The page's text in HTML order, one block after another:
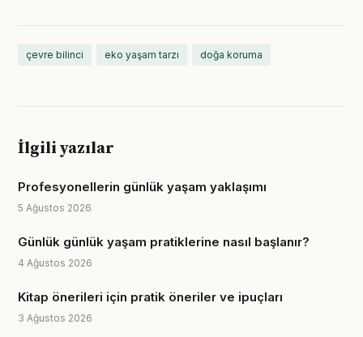
çevre bilinci eko yaşam tarzı doğa koruma
İlgili yazılar
Profesyonellerin günlük yaşam yaklaşımı
5 Ağustos 2026
Günlük günlük yaşam pratiklerine nasıl başlanır?
4 Ağustos 2026
Kitap önerileri için pratik öneriler ve ipuçları
3 Ağustos 2026